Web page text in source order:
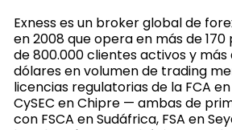
Exness es un broker global de
en 2008 que opera en más de
de 800.000 clientes activos y más
dólares en volumen de trading
licencias regulatorias de la FCA
CySEC en Chipre — ambas de
con FSCA en Sudáfrica, FSA en